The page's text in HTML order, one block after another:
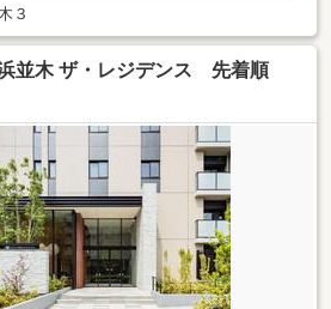
３
並木 ザ・レジデンス 先着順